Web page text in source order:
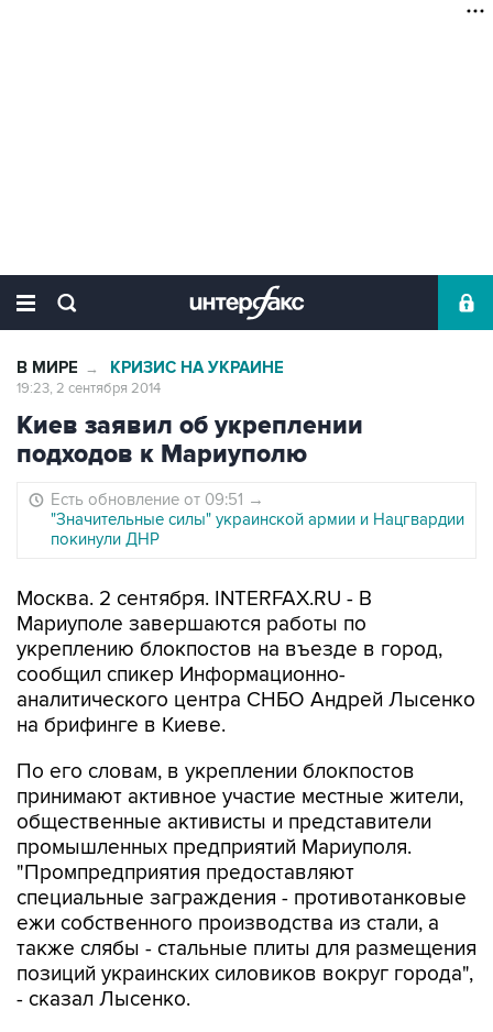
В МИРЕ → КРИЗИС НА УКРАИНЕ
19:23, 2 сентября 2014
Киев заявил об укреплении
подходов к Мариуполю
Есть обновление от 09:51 →
"Значительные силы" украинской армии и Нацгвардии
покинули ДНР
Москва. 2 сентября. INTERFAX.RU - В
Мариуполе завершаются работы по
укреплению блокпостов на въезде в город,
сообщил спикер Информационно-
аналитического центра СНБО Андрей Лысенко
на брифинге в Киеве.
По его словам, в укреплении блокпостов
принимают активное участие местные жители,
общественные активисты и представители
промышленных предприятий Мариуполя.
"Промпредприятия предоставляют
специальные заграждения - противотанковые
ежи собственного производства из стали, а
также слябы - стальные плиты для размещения
позиций украинских силовиков вокруг города",
- сказал Лысенко.